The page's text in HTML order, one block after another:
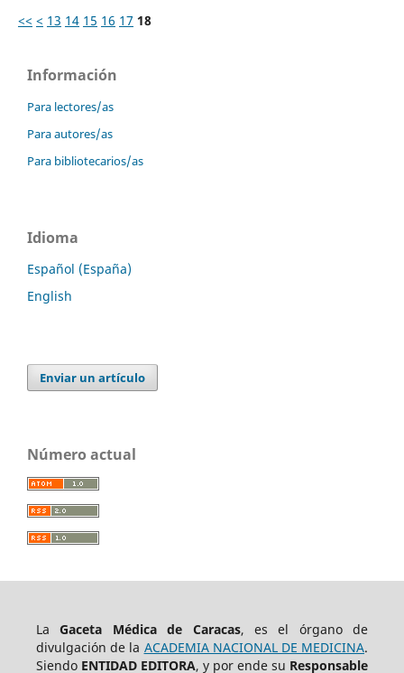
<< < 13 14 15 16 17 18
Información
Para lectores/as
Para autores/as
Para bibliotecarios/as
Idioma
Español (España)
English
Enviar un artículo
Número actual
LaGaceta Médica de Caracas, es el órgano de
divulgación de la ACADEMIA NACIONAL DE MEDICINA.
Siendo ENTIDAD EDITORA, y por ende su Responsable